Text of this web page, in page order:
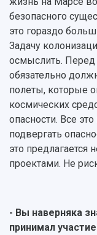
безопасного
это гораздо
Задачу
осмыслить. Перед
обязательно
полеты, которые
космических
опасности. Все
подвергать
это
проектами. Не
- Вы наверняка
принимал